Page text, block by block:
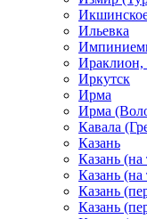
Ильевка
Ираклион,
Иркутск
Ирма
Ирма
Кавала
Казань
Казань
Казань
Казань
Казань